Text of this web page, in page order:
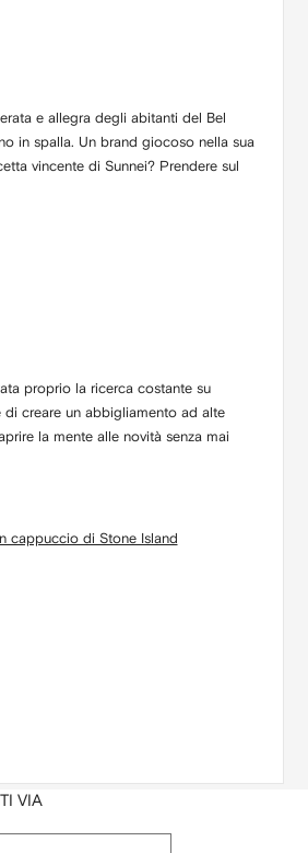
e allegra degli abitanti del Bel
in spalla. Un brand giocoso nella sua
vincente di Sunnei? Prendere sul
proprio la ricerca costante su
di creare un abbigliamento ad alte
la mente alle novità senza mai
cappuccio di Stone Island
VIA